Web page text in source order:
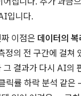
입니다.
이점은 데이터의 복
정의 전 구간에 걸쳐
그 결과가 다시 AI의
릭률 하락 분석 같은